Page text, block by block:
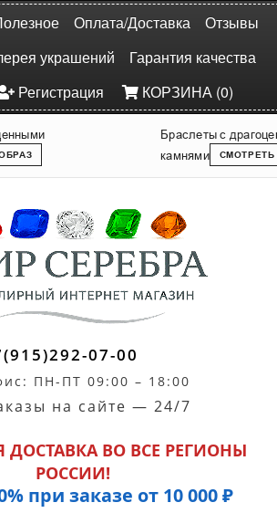
Оплата/Доставка
Отзывы
украшений
Гарантия качества
Регистрация КОРЗИНА (0)
Браслеты с
камнями
СМОТРЕТЬ
07-00
ПН-ПТ 09:00 – 18:00
на сайте — 24/7
ДОСТАВКА ВО ВСЕ РЕГИОНЫ
РОССИИ!
при заказе от 10 000 ₽